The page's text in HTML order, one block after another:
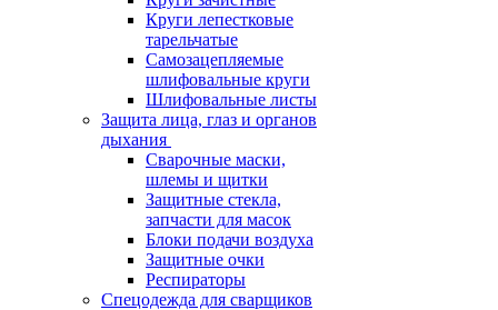
Круги лепестковые
тарельчатые
Самозацепляемые
шлифовальные круги
Шлифовальные листы
Защита лица, глаз и органов
дыхания
Сварочные маски,
шлемы и щитки
Защитные стекла,
запчасти для масок
Блоки подачи воздуха
Защитные очки
Респираторы
Спецодежда для сварщиков